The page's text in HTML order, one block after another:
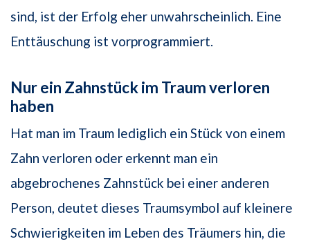
sind, ist der Erfolg eher unwahrscheinlich. Eine
Enttäuschung ist vorprogrammiert.
Nur ein Zahnstück im Traum verloren
haben
Hat man im Traum lediglich ein Stück von einem
Zahn verloren oder erkennt man ein
abgebrochenes Zahnstück bei einer anderen
Person, deutet dieses Traumsymbol auf kleinere
Schwierigkeiten im Leben des Träumers hin, die